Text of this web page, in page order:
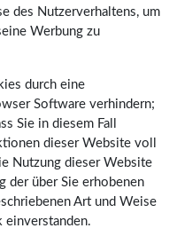
des Nutzerverhaltens, um
Werbung zu
durch eine
Software verhindern;
Sie in diesem Fall
dieser Website voll
Nutzung dieser Website
der über Sie erhobenen
Art und Weise
einverstanden.